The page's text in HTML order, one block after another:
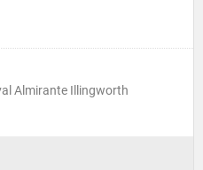
Almirante Illingworth